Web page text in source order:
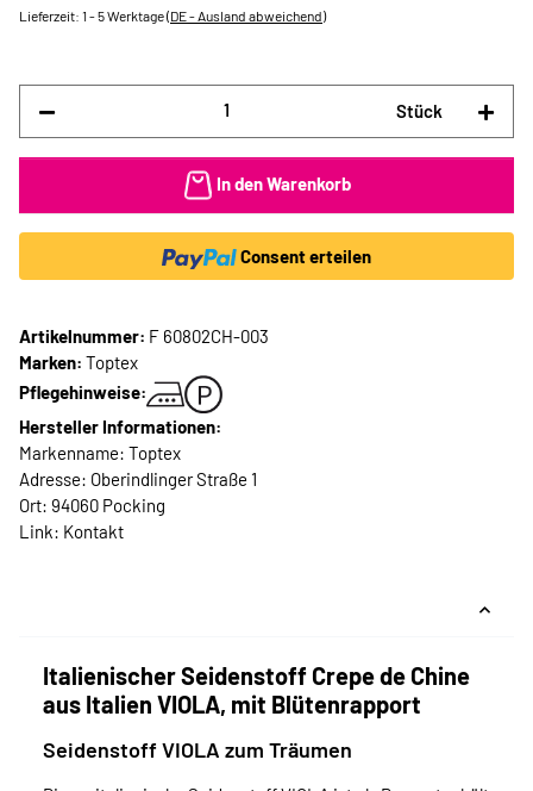
Lieferzeit: 1 - 5 Werktage(DE - Ausland abweichend)
Stück
In den Warenkorb
Consent erteilen
Artikelnummer: F 60802CH-003
Marken: Toptex
Pflegehinweise:
Hersteller Informationen:
Markenname: Toptex
Adresse: Oberindlinger Straße 1
Ort: 94060 Pocking
Link: Kontakt
Italienischer Seidenstoff Crepe de Chine
aus Italien VIOLA, mit Blütenrapport
Seidenstoff VIOLA zum Träumen